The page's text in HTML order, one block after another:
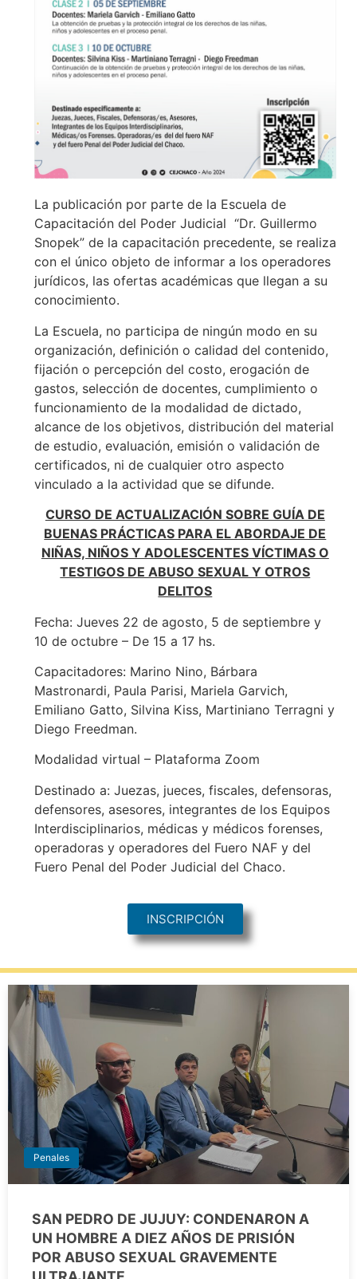
La publicación por parte de la Escuela de
Capacitación del Poder Judicial “Dr. Guillermo
Snopek” de la capacitación precedente, se realiza
con el único objeto de informar a los operadores
jurídicos, las ofertas académicas que llegan a su
conocimiento.
La Escuela, no participa de ningún modo en su
organización, definición o calidad del contenido,
fijación o percepción del costo, erogación de
gastos, selección de docentes, cumplimiento o
funcionamiento de la modalidad de dictado,
alcance de los objetivos, distribución del material
de estudio, evaluación, emisión o validación de
certificados, ni de cualquier otro aspecto
vinculado a la actividad que se difunde.
CURSO DE ACTUALIZACIÓN SOBRE GUÍA DE
BUENAS PRÁCTICAS PARA EL ABORDAJE DE
NIÑAS, NIÑOS Y ADOLESCENTES VÍCTIMAS O
TESTIGOS DE ABUSO SEXUAL Y OTROS
DELITOS
Fecha: Jueves 22 de agosto, 5 de septiembre y
10 de octubre – De 15 a 17 hs.
Capacitadores: Marino Nino, Bárbara
Mastronardi, Paula Parisi, Mariela Garvich,
Emiliano Gatto, Silvina Kiss, Martiniano Terragni y
Diego Freedman.
Modalidad virtual – Plataforma Zoom
Destinado a: Juezas, jueces, fiscales, defensoras,
defensores, asesores, integrantes de los Equipos
Interdisciplinarios, médicas y médicos forenses,
operadoras y operadores del Fuero NAF y del
Fuero Penal del Poder Judicial del Chaco.
INSCRIPCIÓN
Penales
SAN PEDRO DE JUJUY: CONDENARON A
UN HOMBRE A DIEZ AÑOS DE PRISIÓN
POR ABUSO SEXUAL GRAVEMENTE